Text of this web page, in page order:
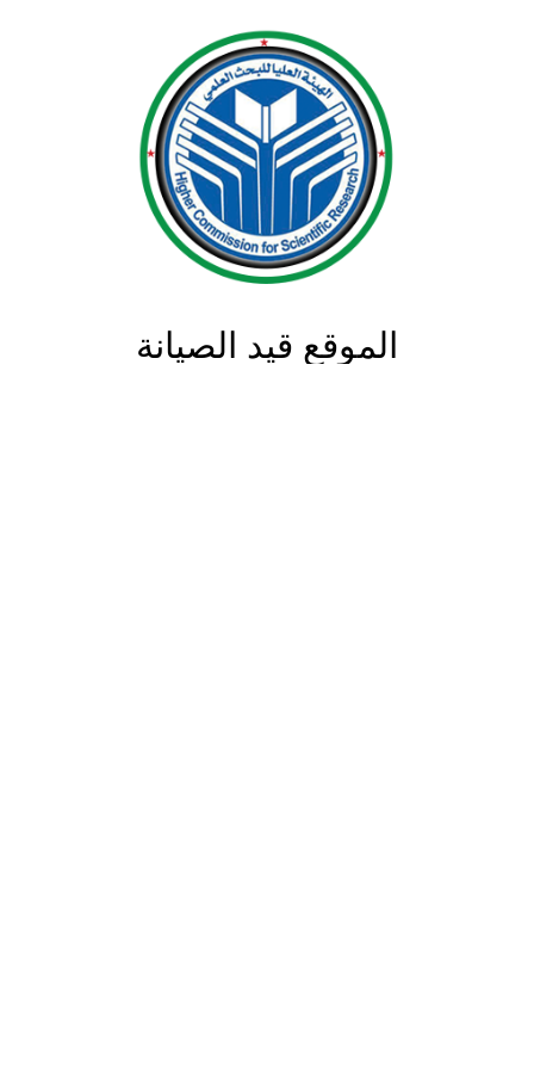
الموقع قيد الصيانة